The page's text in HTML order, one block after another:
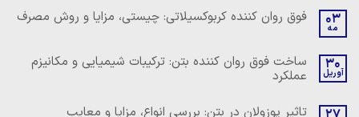
برای
ساخت
ترکیبات
شیمیایی
و
ثبت
نشده
03
مه
فوق روان کننده کربوکسیلاتی: چیستی، مزایا و روش مصرف
فوق
روان
چیستی،
ثبت
نشده
30
آوریل
ساخت فوق روان کننده بتن: ترکیبات شیمیایی و مکانیزم
عملکرد
برای
ثبت
تاثیر پوزولان در بتن: بررسی انواع، مزایا و معایب